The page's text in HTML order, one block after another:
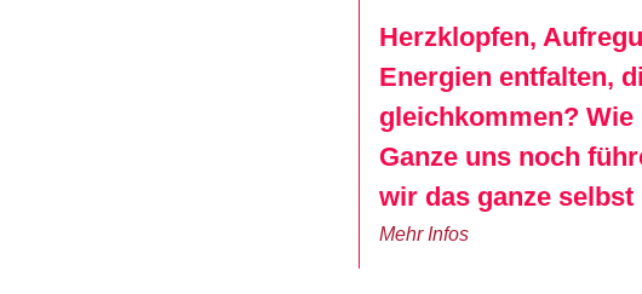
Herzklopfen,
Energien entfalten,
gleichkommen?
Ganze uns noch
wir das ganze
Mehr Infos